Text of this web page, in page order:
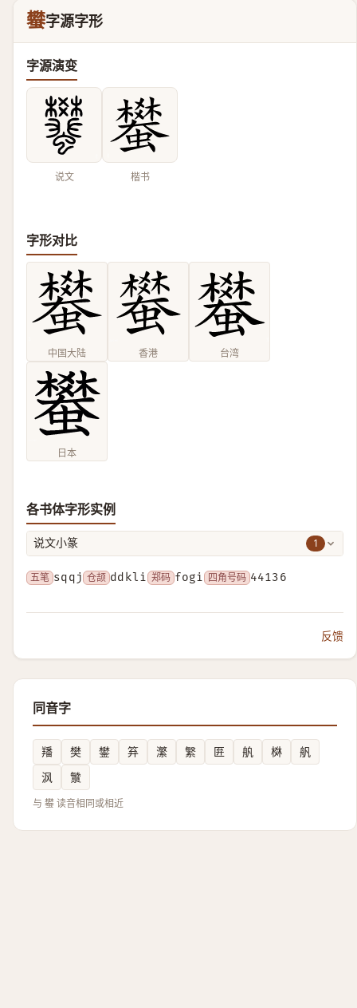
蠜字源字形
字源演变
说文 楷书
字形对比
中国大陆 香港 台湾
日本
各书体字形实例
说文小篆 1
五笔 sqqj 仓颉 ddkli 郑码 fogi 四角号码 44136
反馈
同音字
羳 樊 鐢 笲 瀿 䌓 匥 舧 棥
舤
沨
㶗
与 蠜 读音相同或相近